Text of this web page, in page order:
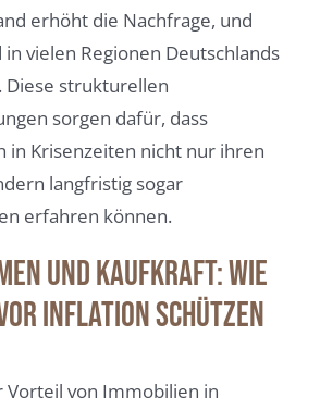
erhöht die Nachfrage, und
vielen Regionen Deutschlands
strukturellen
sorgen dafür, dass
in Krisenzeiten nicht nur ihren
langfristig sogar
erfahren können.
und Kaufkraft: Wie
Inflation schützen
Vorteil von Immobilien in